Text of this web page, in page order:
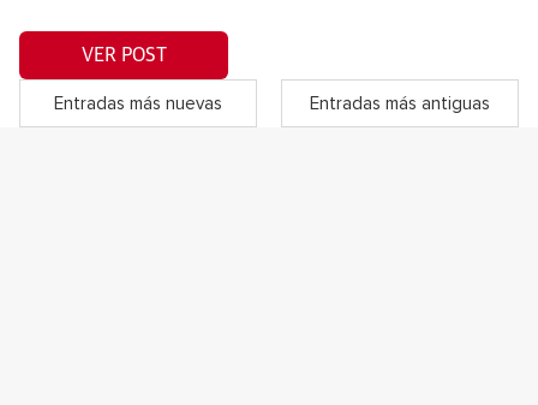
VER POST
Entradas más nuevas Entradas más antiguas